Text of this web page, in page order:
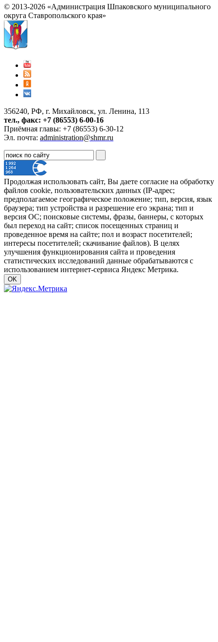
© 2013-2026 «Администрация Шпаковского муниципального
округа Ставропольского края»
356240, РФ, г. Михайловск, ул. Ленина, 113
тел., факс: +7 (86553) 6-00-16
Приёмная главы: +7 (86553) 6-30-12
Эл. почта: administration@shmr.ru
Продолжая использовать сайт, Вы даете согласие на обработку
файлов cookie, пользовательских данных (IP-адрес;
предполагаемое географическое положение; тип, версия, язык
браузера; тип устройства и разрешение его экрана; тип и
версия ОС; поисковые системы, фразы, баннеры, с которых
был переход на сайт; список посещенных страниц и
проведенное время на сайте; пол и возраст посетителей;
интересы посетителей; скачивание файлов). В целях
улучшения функционирования сайта и проведения
статистических исследований данные обрабатываются с
использованием интернет-сервиса Яндекс Метрика.
OK